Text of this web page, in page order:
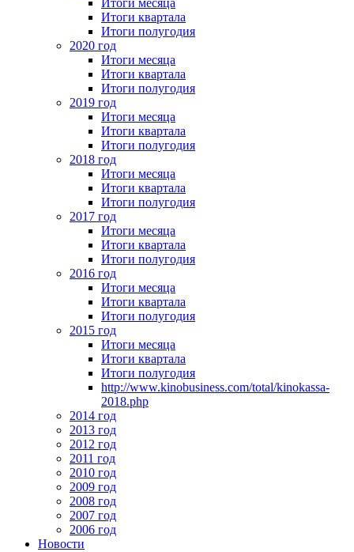
Итоги месяца
Итоги квартала
Итоги полугодия
2020 год
Итоги месяца
Итоги квартала
Итоги полугодия
2019 год
Итоги месяца
Итоги квартала
Итоги полугодия
2018 год
Итоги месяца
Итоги квартала
Итоги полугодия
2017 год
Итоги месяца
Итоги квартала
Итоги полугодия
2016 год
Итоги месяца
Итоги квартала
Итоги полугодия
2015 год
Итоги месяца
Итоги квартала
Итоги полугодия
http://www.kinobusiness.com/total/kinokassa-
2018.php
2014 год
2013 год
2012 год
2011 год
2010 год
2009 год
2008 год
2007 год
2006 год
Новости